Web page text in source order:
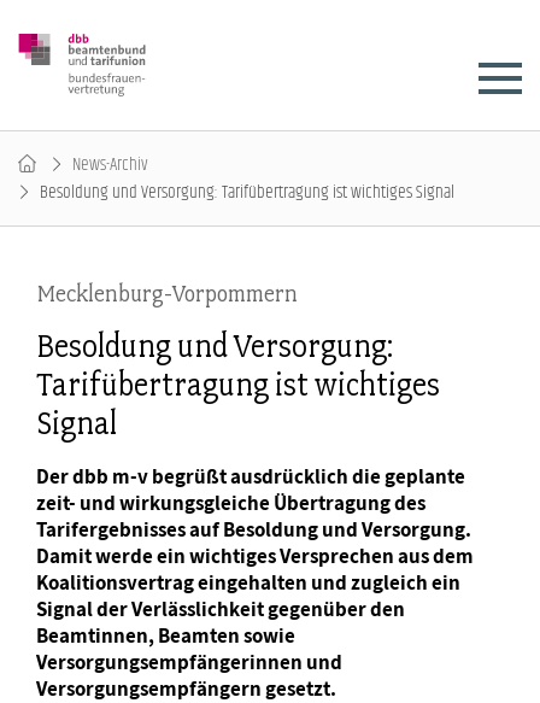
News-Archiv
Besoldung und Versorgung: Tarifübertragung ist wichtiges Signal
Mecklenburg-Vorpommern
Besoldung und Versorgung:
Tarifübertragung ist wichtiges
Signal
Der dbb m-v begrüßt ausdrücklich die geplante
zeit- und wirkungsgleiche Übertragung des
Tarifergebnisses auf Besoldung und Versorgung.
Damit werde ein wichtiges Versprechen aus dem
Koalitionsvertrag eingehalten und zugleich ein
Signal der Verlässlichkeit gegenüber den
Beamtinnen, Beamten sowie
Versorgungsempfängerinnen und
Versorgungsempfängern gesetzt.